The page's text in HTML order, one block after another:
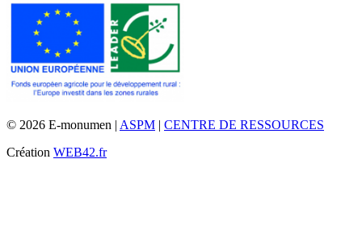
© 2026 E-monumen | ASPM | CENTRE DE RESSOURCES
Création WEB42.fr